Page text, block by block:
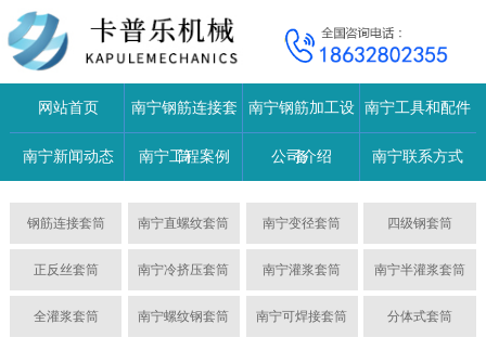
网站首页 南宁钢筋连接套
筒
南宁钢筋加工设
备
南宁工具和配件
南宁新闻动态 南宁工程案例 公司介绍 南宁联系方式
钢筋连接套筒 南宁直螺纹套筒 南宁变径套筒 四级钢套筒
正反丝套筒 南宁冷挤压套筒 南宁灌浆套筒 南宁半灌浆套筒
全灌浆套筒 南宁螺纹钢套筒 南宁可焊接套筒 分体式套筒